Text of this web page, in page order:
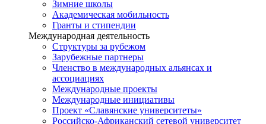
Зимние школы
Академическая мобильность
Гранты и стипендии
Международная деятельность
Структуры за рубежом
Зарубежные партнеры
Членство в международных альянсах и
ассоциациях
Международные проекты
Международные инициативы
Проект «Славянские университеты»
Российско-Африканский сетевой университет